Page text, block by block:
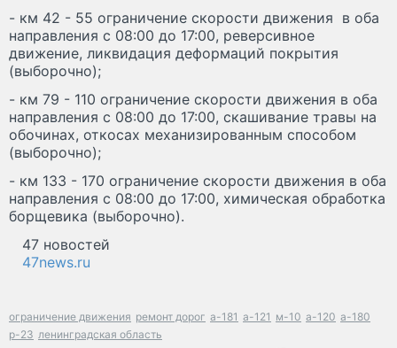
- км 42 - 55 ограничение скорости движения в оба
направления с 08:00 до 17:00, реверсивное
движение, ликвидация деформаций покрытия
(выборочно);
- км 79 - 110 ограничение скорости движения в оба
направления с 08:00 до 17:00, скашивание травы на
обочинах, откосах механизированным способом
(выборочно);
- км 133 - 170 ограничение скорости движения в оба
направления с 08:00 до 17:00, химическая обработка
борщевика (выборочно).
47 новостей
47news.ru
ограничение движения ремонт дорог а-181 а-121 м-10 а-120 а-180
р-23 ленинградская область